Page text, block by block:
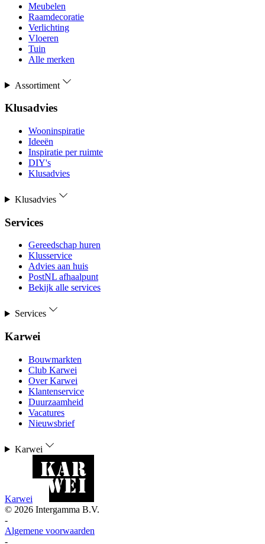
Meubelen
Raamdecoratie
Verlichting
Vloeren
Tuin
Alle merken
Assortiment
Klusadvies
Wooninspiratie
Ideeën
Inspiratie per ruimte
DIY's
Klusadvies
Klusadvies
Services
Gereedschap huren
Klusservice
Advies aan huis
PostNL afhaalpunt
Bekijk alle services
Services
Karwei
Bouwmarkten
Club Karwei
Over Karwei
Klantenservice
Duurzaamheid
Vacatures
Nieuwsbrief
Karwei
Karwei
© 2026 Intergamma B.V.
-
Algemene voorwaarden
-